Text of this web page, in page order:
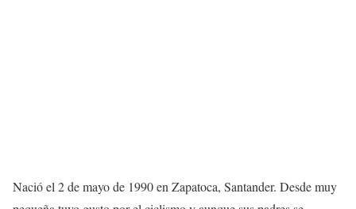
Nació el 2 de mayo de 1990 en Zapatoca, Santander. Desde muy